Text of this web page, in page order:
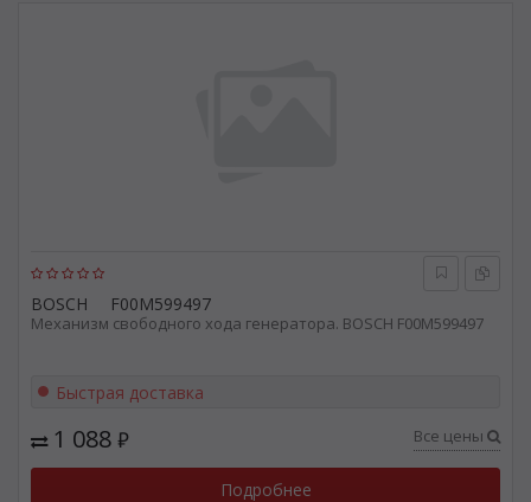
BOSCH F00M599497
Механизм свободного хода генератора. BOSCH F00M599497
Быстрая доставка
1 088 ₽ Все цены
Подробнее